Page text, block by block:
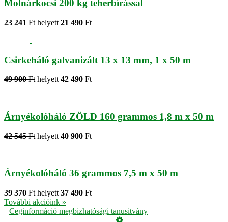
Molnárkocsi 200 kg teherbírással
23 241 Ft helyett 21 490 Ft
Csirkeháló galvanizált 13 x 13 mm, 1 x 50 m
49 900 Ft helyett 42 490 Ft
Árnyékolóháló ZÖLD 160 grammos 1,8 m x 50 m
42 545 Ft helyett 40 900 Ft
Árnyékolóháló 36 grammos 7,5 m x 50 m
39 370 Ft helyett 37 490 Ft
További akcióink »
Ceginformáció megbizhatósági tanusitvány